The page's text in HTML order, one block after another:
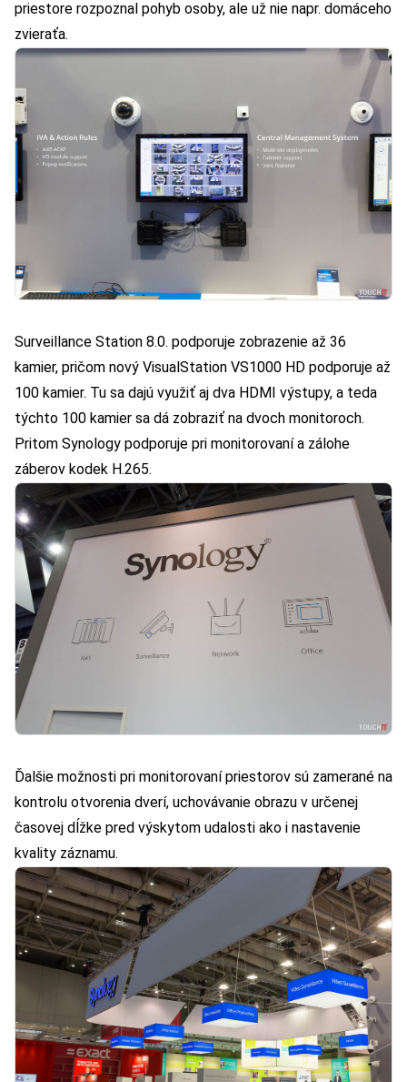
priestore rozpoznal pohyb osoby, ale už nie napr. domáceho
zvieraťa.
Surveillance Station 8.0. podporuje zobrazenie až 36
kamier, pričom nový VisualStation VS1000 HD podporuje až
100 kamier. Tu sa dajú využiť aj dva HDMI výstupy, a teda
týchto 100 kamier sa dá zobraziť na dvoch monitoroch.
Pritom Synology podporuje pri monitorovaní a zálohe
záberov kodek H.265.
Ďalšie možnosti pri monitorovaní priestorov sú zamerané na
kontrolu otvorenia dverí, uchovávanie obrazu v určenej
časovej dĺžke pred výskytom udalosti ako i nastavenie
kvality záznamu.